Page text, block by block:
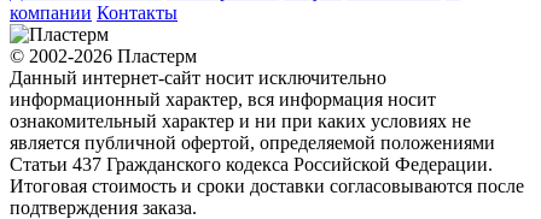
компании Контакты
© 2002-2026 Пластерм
Данный интернет-сайт носит исключительно
информационный характер, вся информация носит
ознакомительный характер и ни при каких условиях не
является публичной офертой, определяемой положениями
Статьи 437 Гражданского кодекса Российской Федерации.
Итоговая стоимость и сроки доставки согласовываются после
подтверждения заказа.